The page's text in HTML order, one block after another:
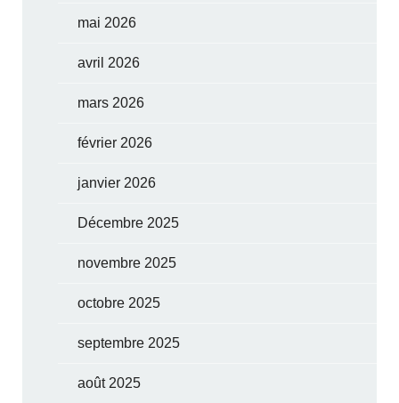
mai 2026
avril 2026
mars 2026
février 2026
janvier 2026
Décembre 2025
novembre 2025
octobre 2025
septembre 2025
août 2025